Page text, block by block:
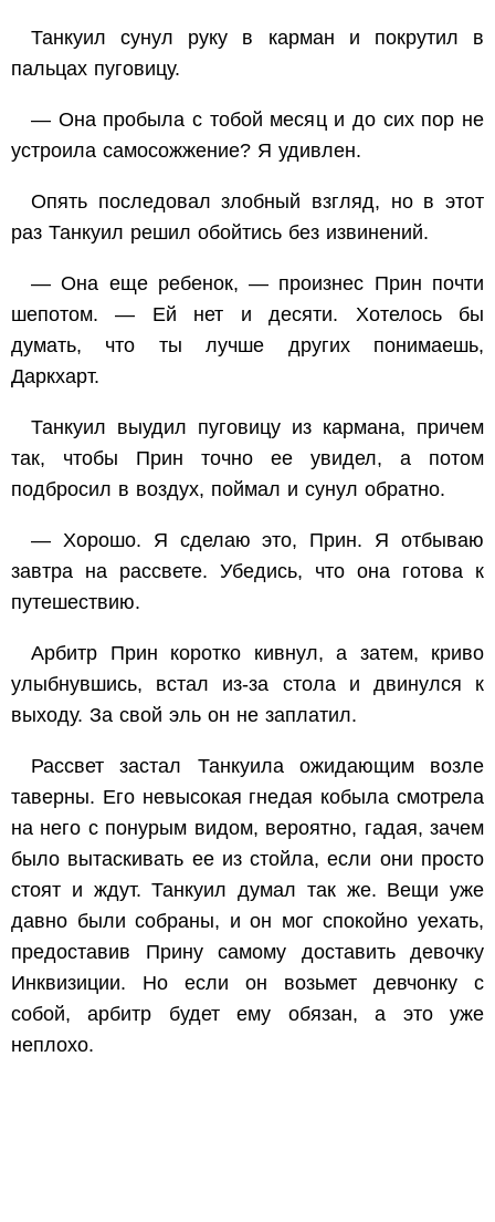
Танкуил сунул руку в карман и покрутил в
пальцах пуговицу.
— Она пробыла с тобой месяц и до сих пор не
устроила самосожжение? Я удивлен.
Опять последовал злобный взгляд, но в этот
раз Танкуил решил обойтись без извинений.
— Она еще ребенок, — произнес Прин почти
шепотом. — Ей нет и десяти. Хотелось бы
думать, что ты лучше других понимаешь,
Даркхарт.
Танкуил выудил пуговицу из кармана, причем
так, чтобы Прин точно ее увидел, а потом
подбросил в воздух, поймал и сунул обратно.
— Хорошо. Я сделаю это, Прин. Я отбываю
завтра на рассвете. Убедись, что она готова к
путешествию.
Арбитр Прин коротко кивнул, а затем, криво
улыбнувшись, встал из-за стола и двинулся к
выходу. За свой эль он не заплатил.
Рассвет застал Танкуила ожидающим возле
таверны. Его невысокая гнедая кобыла смотрела
на него с понурым видом, вероятно, гадая, зачем
было вытаскивать ее из стойла, если они просто
стоят и ждут. Танкуил думал так же. Вещи уже
давно были собраны, и он мог спокойно уехать,
предоставив Прину самому доставить девочку
Инквизиции. Но если он возьмет девчонку с
собой, арбитр будет ему обязан, а это уже
неплохо.